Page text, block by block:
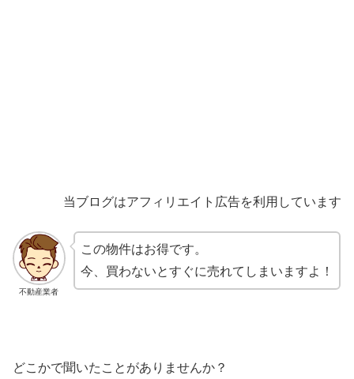
当ブログはアフィリエイト広告を利用しています
不動産業者
この物件はお得です。
今、買わないとすぐに売れてしまいますよ！
どこかで聞いたことがありませんか？